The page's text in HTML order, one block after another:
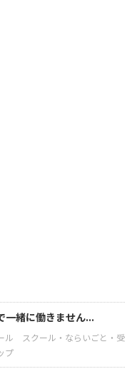
一緒に働きません...
ル
スクール・ならいごと・受
プ